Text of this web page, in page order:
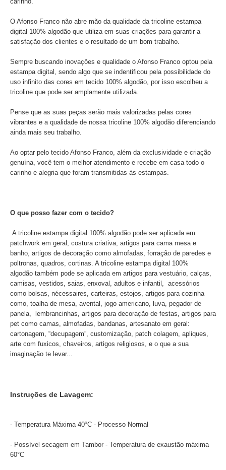
O Afonso Franco não abre mão da qualidade da tricoline estampa
digital 100% algodão que utiliza em suas criações para garantir a
satisfação dos clientes e o resultado de um bom trabalho.
Sempre buscando inovações e qualidade o Afonso Franco optou pela
estampa digital, sendo algo que se indentificou pela possibilidade do
uso infinito das cores em tecido 100% algodão, por isso escolheu a
tricoline que pode ser amplamente utilizada.
Pense que as suas peças serão mais valorizadas pelas cores
vibrantes e a qualidade de nossa tricoline 100% algodão diferenciando
ainda mais seu trabalho.
Ao optar pelo tecido Afonso Franco, além da exclusividade e criação
genuína, você tem o melhor atendimento e recebe em casa todo o
carinho e alegria que foram transmitidas às estampas.
O que posso fazer com o tecido?
A tricoline estampa digital 100% algodão pode ser aplicada em
patchwork em geral, costura criativa, artigos para cama mesa e
banho, artigos de decoração como almofadas, forração de paredes e
poltronas, quadros, cortinas. A tricoline estampa digital 100%
algodão também pode se aplicada em artigos para vestuário, calças,
camisas, vestidos, saias, enxoval, adultos e infantil, acessórios
como bolsas, nécessaires, carteiras, estojos, artigos para cozinha
como, toalha de mesa, avental, jogo americano, luva, pegador de
panela, lembrancinhas, artigos para decoração de festas, artigos para
pet como camas, almofadas, bandanas, artesanato em geral:
cartonagem, “decupagem”, customização, patch colagem, apliques,
arte com fuxicos, chaveiros, artigos religiosos, e o que a sua
imaginação te levar...
Instruções de Lavagem:
- Temperatura Máxima 40ºC - Processo Normal
- Possível secagem em Tambor - Temperatura de exaustão máxima
60°C